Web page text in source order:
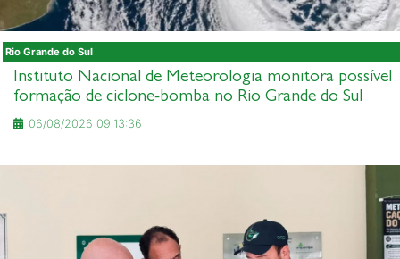
Rio Grande do Sul
Instituto Nacional de Meteorologia monitora possível
formação de ciclone-bomba no Rio Grande do Sul
06/08/2026 09:13:36